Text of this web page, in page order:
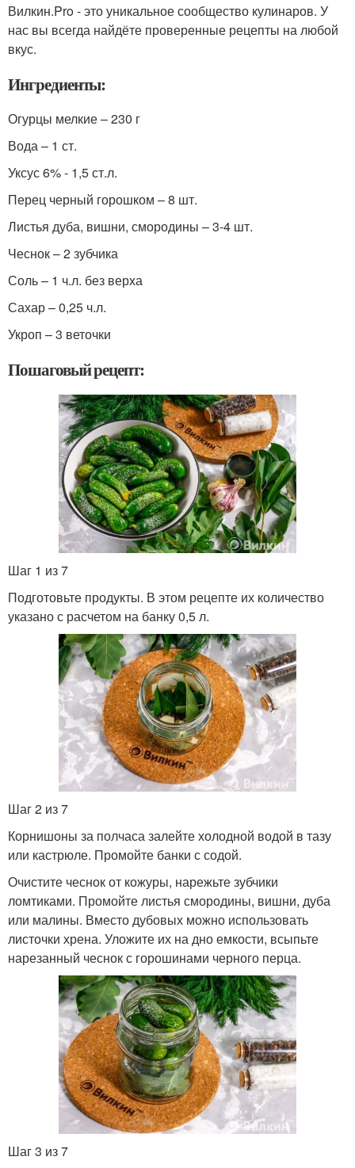
Вилкин.Pro - это уникальное сообщество кулинаров. У
нас вы всегда найдёте проверенные рецепты на любой
вкус.
Ингредиенты:
Огурцы мелкие – 230 г
Вода – 1 ст.
Уксус 6% - 1,5 ст.л.
Перец черный горошком – 8 шт.
Листья дуба, вишни, смородины – 3-4 шт.
Чеснок – 2 зубчика
Соль – 1 ч.л. без верха
Сахар – 0,25 ч.л.
Укроп – 3 веточки
Пошаговый рецепт:
Шаг 1 из 7
Подготовьте продукты. В этом рецепте их количество
указано с расчетом на банку 0,5 л.
Шаг 2 из 7
Корнишоны за полчаса залейте холодной водой в тазу
или кастрюле. Промойте банки с содой.
Очистите чеснок от кожуры, нарежьте зубчики
ломтиками. Промойте листья смородины, вишни, дуба
или малины. Вместо дубовых можно использовать
листочки хрена. Уложите их на дно емкости, всыпьте
нарезанный чеснок с горошинами черного перца.
Шаг 3 из 7